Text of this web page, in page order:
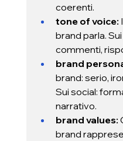
coerenti.
tone of voice:
brand parla.
commenti,
brand
brand: serio,
Sui social:
narrativo.
brand values:
brand